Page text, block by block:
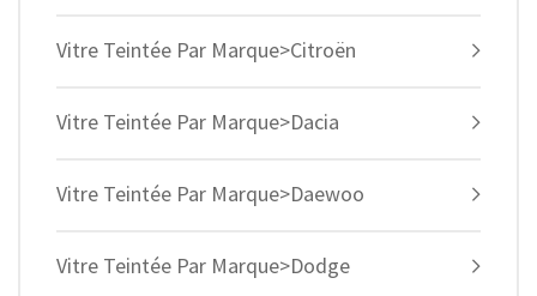
Vitre Teintée Par Marque>Citroën
Vitre Teintée Par Marque>Dacia
Vitre Teintée Par Marque>Daewoo
Vitre Teintée Par Marque>Dodge